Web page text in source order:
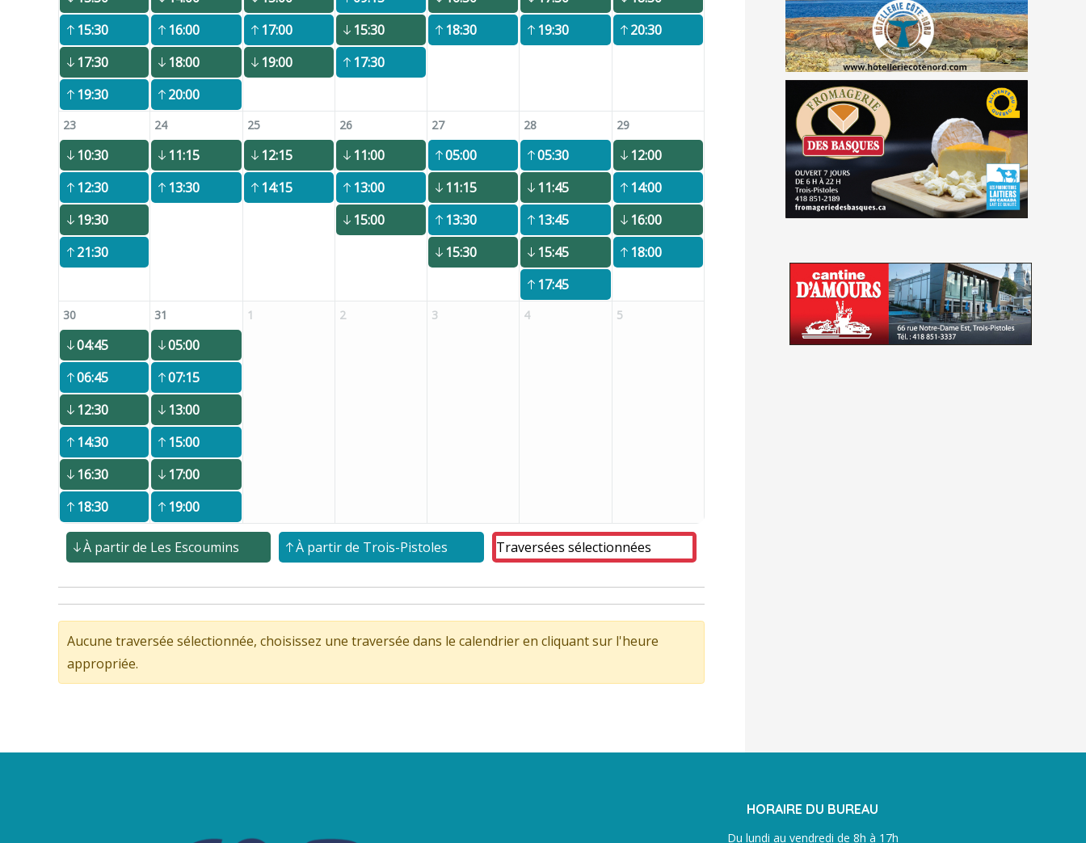
15:30
17:30
19:30
16:00
18:00
20:00
17:00
19:00
15:30
17:30
18:30
19:30
20:30
23
10:30
12:30
19:30
21:30
24
11:15
13:30
25
12:15
14:15
26
11:00
13:00
15:00
27
05:00
11:15
13:30
15:30
28
05:30
11:45
13:45
15:45
17:45
29
12:00
14:00
16:00
18:00
30
04:45
06:45
12:30
14:30
16:30
18:30
31
05:00
07:15
13:00
15:00
17:00
19:00
1 2 3 4 5
À partir de Les Escoumins À partir de Trois-Pistoles Traversées sélectionnées
Aucune traversée sélectionnée, choisissez une traversée dans le calendrier en cliquant sur l'heure
appropriée.
HORAIRE DU BUREAU
Du lundi au vendredi de 8h à 17h